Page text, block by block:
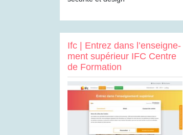
Ifc | Entrez dans l’en­seig­ne­
ment supérieur IFC Centre
de Formation